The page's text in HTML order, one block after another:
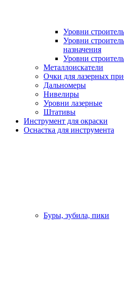
Уровни
Уровни
назначения
Уровни
Металлоискатели
Очки для лазерных
Дальномеры
Нивелиры
Уровни лазерные
Штативы
Инструмент для окраски
Оснастка для инструмента
Буры, зубила, пики